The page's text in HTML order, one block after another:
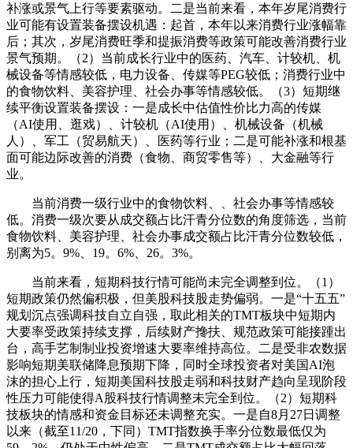
补涨或景气上行等要素驱动。二是当前来看，本年岁尾消费行
业可能有设置装备摆设机遇：起首，本年以来消费行业涨幅靠
后；其次，岁尾消费旺季和提振消费等政策可能改善消费行业
景气预期。（2）当前成长行业中的医药、汽车、计较机、机
械设备等情感较低，电力设备、传媒等PEG较低；消费行业中
的食物饮料、美容护理、社会办事等情感较低。（3）短期继
续平衡设置装备摆设：一是成长中估值性价比力高的传媒
（AI使用、逛戏）、计较机（AI使用）、机械设备（机械
人）、军工（贸易航天）、医药等行业；二是可能补涨和根基
面可能边际改善的消费（食物、商贸零售等）、大金融等行
业。
当前消费一级行业中的食物饮料、、社会办事等情感较
低。消费一级次要从成交额占比汗青分位数的角度筛选，当前
食物饮料、美容护理、社会办事成交额占比汗青分位数较低，
别离为5。9%、19。6%、26。3%。
当前来看，短期科技行情可能尚未完全调整到位。（1）
短期政策仍然偏积极，但美股科技股走势偏弱。一是“十五五”
规划沉点强调科技自立自强，取此相关的TMT板块中短期内
大要率受政策持续支撑，后续财产搀扶、规范政策可能接踵出
台，高手艺制制业投资增速大要率维持高位。二是受非农数据
影响短期美联储降息预期下降，同时全球投资者对美国AI泡
沫的担心上行，短期美国科技股走弱和科技财产趋向呈现阶段
性压力可能使得A股科技行情调整未完全到位。（2）短期科
技板块的情感和资金目标还未调整充实。一是自8月27日调整
以来（截至11/20，下同）TMT指数换手率分位数最低仅为